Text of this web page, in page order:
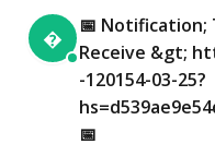

📅 Notification;
Receive &gt;
-120154-03-25?
📅